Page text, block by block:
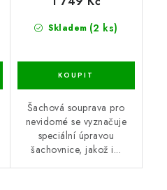
Skladem (2 ks)
Šachová souprava pro
nevidomé se vyznačuje
speciální úpravou
šachovnice, jakož i...